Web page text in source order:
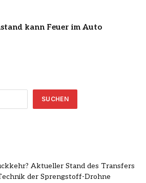
kann Feuer im Auto
SUCHEN
Aktueller Stand des Transfers
der Sprengstoff-Drohne